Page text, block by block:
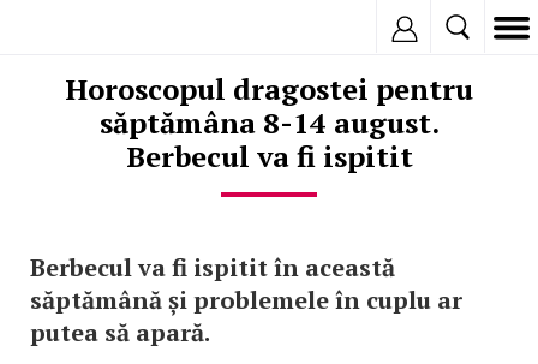
Horoscopul dragostei pentru
săptămâna 8-14 august.
Berbecul va fi ispitit
Berbecul va fi ispitit în această
săptămână și problemele în cuplu ar
putea să apară.